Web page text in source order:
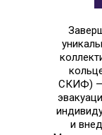
СКИФ) —
и